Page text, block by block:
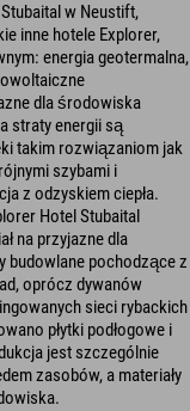
w Neustift,
inne hotele Explorer,
energia geotermalna,
dla środowiska
straty energii są
takim rozwiązaniom jak
szybami i
z odzyskiem ciepła.
Hotel Stubaital
na przyjazne dla
budowlane pochodzące z
oprócz dywanów
sieci rybackich
płytki podłogowe i
jest szczególnie
zasobów, a materiały